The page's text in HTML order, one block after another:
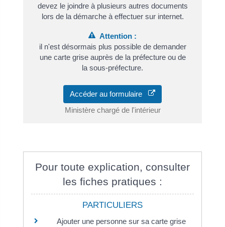
devez le joindre à plusieurs autres documents
lors de la démarche à effectuer sur internet.
Attention :
il n'est désormais plus possible de demander
une carte grise auprès de la préfecture ou de
la sous-préfecture.
Accéder au formulaire
Ministère chargé de l'intérieur
Pour toute explication, consulter
les fiches pratiques :
PARTICULIERS
Ajouter une personne sur sa carte grise